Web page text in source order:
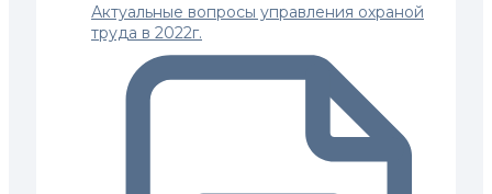
Актуальные вопросы управления охраной
труда в 2022г.